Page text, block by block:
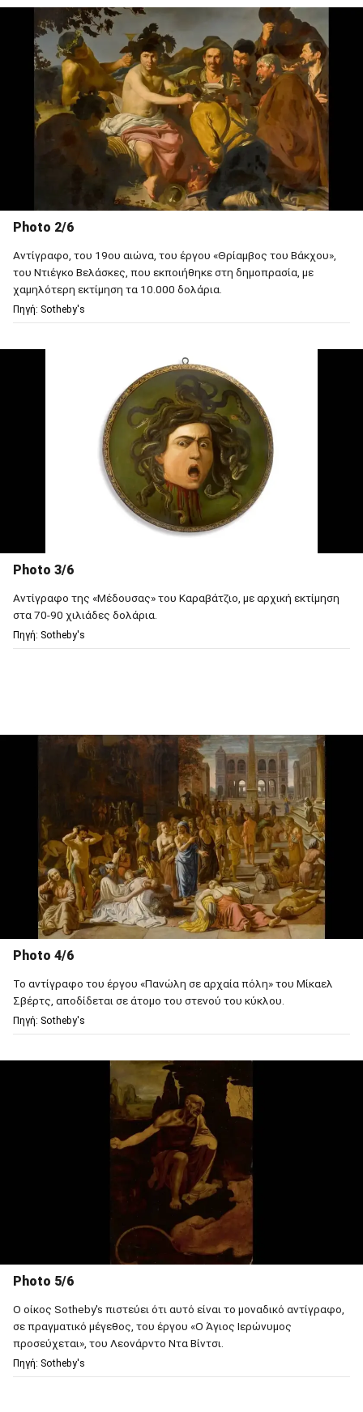
Photo 2/6
Αντίγραφο, του 19ου αιώνα, του έργου «Θρίαμβος του Βάκχου»,
του Ντιέγκο Βελάσκες, που εκποιήθηκε στη δημοπρασία, με
χαμηλότερη εκτίμηση τα 10.000 δολάρια.
Πηγή: Sotheby's
Photo 3/6
Αντίγραφο της «Μέδουσας» του Καραβάτζιο, με αρχική εκτίμηση
στα 70-90 χιλιάδες δολάρια.
Πηγή: Sotheby's
Photo 4/6
Το αντίγραφο του έργου «Πανώλη σε αρχαία πόλη» του Μίκαελ
Σβέρτς, αποδίδεται σε άτομο του στενού του κύκλου.
Πηγή: Sotheby's
Photo 5/6
Ο οίκος Sotheby's πιστεύει ότι αυτό είναι το μοναδικό αντίγραφο,
σε πραγματικό μέγεθος, του έργου «Ο Άγιος Ιερώνυμος
προσεύχεται», του Λεονάρντο Ντα Βίντσι.
Πηγή: Sotheby's